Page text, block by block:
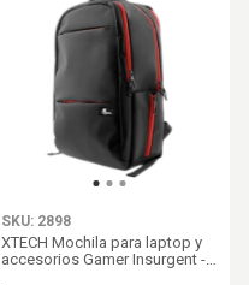
SKU: 2898
XTECH Mochila para laptop y
accesorios Gamer Insurgent -